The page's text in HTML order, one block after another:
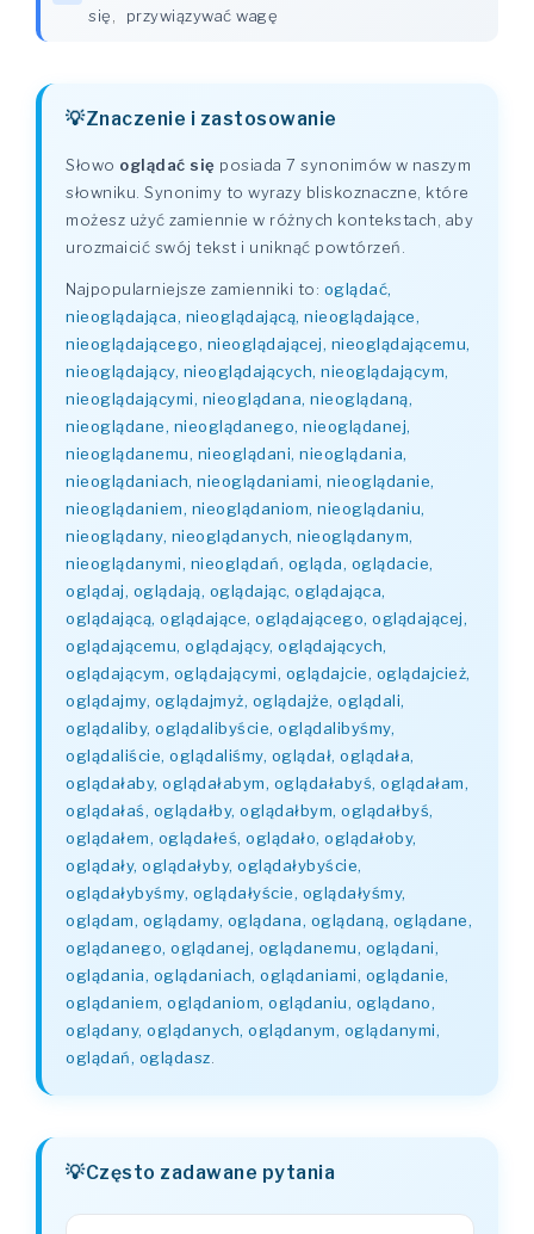
się
przywiązywać wagę
Znaczenie i zastosowanie
Słowo oglądać się posiada 7 synonimów w naszym
słowniku. Synonimy to wyrazy bliskoznaczne, które
możesz użyć zamiennie w różnych kontekstach, aby
urozmaicić swój tekst i uniknąć powtórzeń.
Najpopularniejsze zamienniki to: oglądać,
nieoglądająca, nieoglądającą, nieoglądające,
nieoglądającego, nieoglądającej, nieoglądającemu,
nieoglądający, nieoglądających, nieoglądającym,
nieoglądającymi, nieoglądana, nieoglądaną,
nieoglądane, nieoglądanego, nieoglądanej,
nieoglądanemu, nieoglądani, nieoglądania,
nieoglądaniach, nieoglądaniami, nieoglądanie,
nieoglądaniem, nieoglądaniom, nieoglądaniu,
nieoglądany, nieoglądanych, nieoglądanym,
nieoglądanymi, nieoglądań, ogląda, oglądacie,
oglądaj, oglądają, oglądając, oglądająca,
oglądającą, oglądające, oglądającego, oglądającej,
oglądającemu, oglądający, oglądających,
oglądającym, oglądającymi, oglądajcie, oglądajcież,
oglądajmy, oglądajmyż, oglądajże, oglądali,
oglądaliby, oglądalibyście, oglądalibyśmy,
oglądaliście, oglądaliśmy, oglądał, oglądała,
oglądałaby, oglądałabym, oglądałabyś, oglądałam,
oglądałaś, oglądałby, oglądałbym, oglądałbyś,
oglądałem, oglądałeś, oglądało, oglądałoby,
oglądały, oglądałyby, oglądałybyście,
oglądałybyśmy, oglądałyście, oglądałyśmy,
oglądam, oglądamy, oglądana, oglądaną, oglądane,
oglądanego, oglądanej, oglądanemu, oglądani,
oglądania, oglądaniach, oglądaniami, oglądanie,
oglądaniem, oglądaniom, oglądaniu, oglądano,
oglądany, oglądanych, oglądanym, oglądanymi,
oglądań, oglądasz
Często zadawane pytania